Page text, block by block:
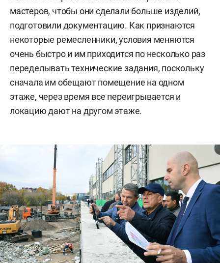
мастеров, чтобы они сделали больше изделий,
подготовили документацию. Как признаются
некоторые ремесленники, условия меняются
очень быстро и им приходится по несколько раз
переделывать технические задания, поскольку
сначала им обещают помещение на одном
этаже, через время все переигрывается и
локацию дают на другом этаже.